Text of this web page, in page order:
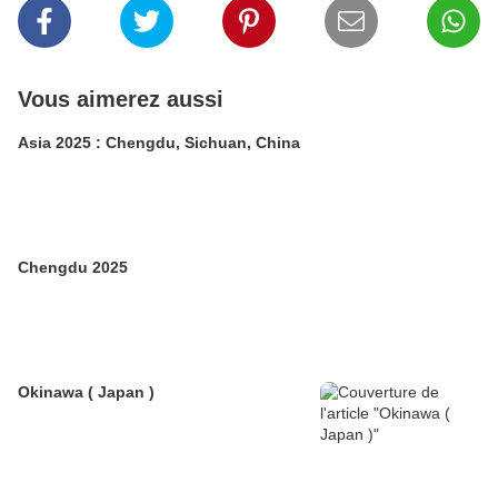
Vous aimerez aussi
Asia 2025 : Chengdu, Sichuan, China
Chengdu 2025
Okinawa ( Japan )